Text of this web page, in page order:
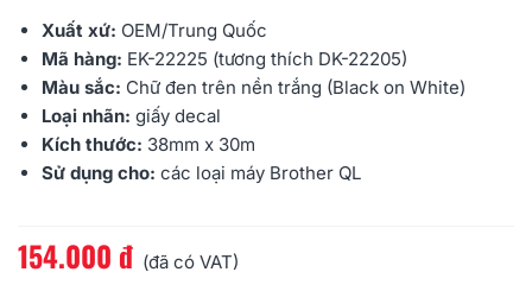
Xuất xứ: OEM/Trung Quốc
Mã hàng: EK-22225 (tương thích DK-22205)
Màu sắc: Chữ đen trên nền trắng (Black on White)
Loại nhãn: giấy decal
Kích thước: 38mm x 30m
Sử dụng cho: các loại máy Brother QL
Đọc thêm
154.000 đ (đã có VAT)